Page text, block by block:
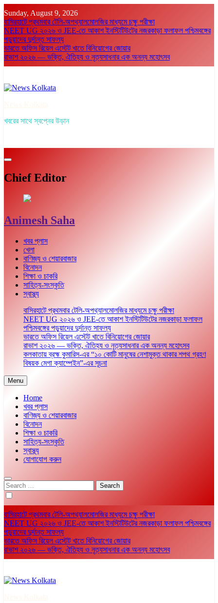
to
content
Sunday, August 9, 2026
বাসিরহাটে প্রথমবার টেলি-অপথ্যালমোলজির মাধ্যমে চক্ষু পরীক্ষা
NEET UG ২০২৬ ও JEE-তে আকাশ ইনস্টিটিউটের নজরকাড়া ফলাফল পশ্চিমবঙ্গের
পড়ুয়াদের দুর্দান্ত সাফল্য
ভারতে অফিস রিয়েল এস্টেট খাতে বিনিয়োগের জোয়ার
রাভাশ ২০২৬ — ভক্তি, ঐতিহ্য ও নৃত্যসাধনার এক অনন্য মহোৎসব
খবরের সাথে স্বপ্নের উড়ান
Chief Editor
Animesh Saha
খবর প্লাস
খেলা
বাণিজ্য ও শেয়ারবাজার
বিনোদন
শিক্ষা ও চাকরি
সাহিত্য-সংস্কৃতি
স্বাস্থ্য
বাসিরহাটে প্রথমবার টেলি-অপথ্যালমোলজির মাধ্যমে চক্ষু পরীক্ষা
NEET UG ২০২৬ ও JEE-তে আকাশ ইনস্টিটিউটের নজরকাড়া ফলাফল
পশ্চিমবঙ্গের পড়ুয়াদের দুর্দান্ত সাফল্য
ভারতে অফিস রিয়েল এস্টেট খাতে বিনিয়োগের জোয়ার
রাভাশ ২০২৬ — ভক্তি, ঐতিহ্য ও নৃত্যসাধনার এক অনন্য মহোৎসব
কলকাতায় ব্রহ্ম কুমারিস-এর “১০ কোটি মানুষের নেশামুক্ত থাকার শপথ গ্রহণ
বিষয়ক মেগা ক্যাম্পেইন”-এর সূচনা
Menu
Home
খবর প্লাস
বাণিজ্য ও শেয়ারবাজার
বিনোদন
শিক্ষা ও চাকরি
সাহিত্য-সংস্কৃতি
স্বাস্থ্য
যোগাযোগ করুন
Search
for:
বাসিরহাটে প্রথমবার টেলি-অপথ্যালমোলজির মাধ্যমে চক্ষু পরীক্ষা
NEET UG ২০২৬ ও JEE-তে আকাশ ইনস্টিটিউটের নজরকাড়া ফলাফল পশ্চিমবঙ্গের
পড়ুয়াদের দুর্দান্ত সাফল্য
ভারতে অফিস রিয়েল এস্টেট খাতে বিনিয়োগের জোয়ার
রাভাশ ২০২৬ — ভক্তি, ঐতিহ্য ও নৃত্যসাধনার এক অনন্য মহোৎসব